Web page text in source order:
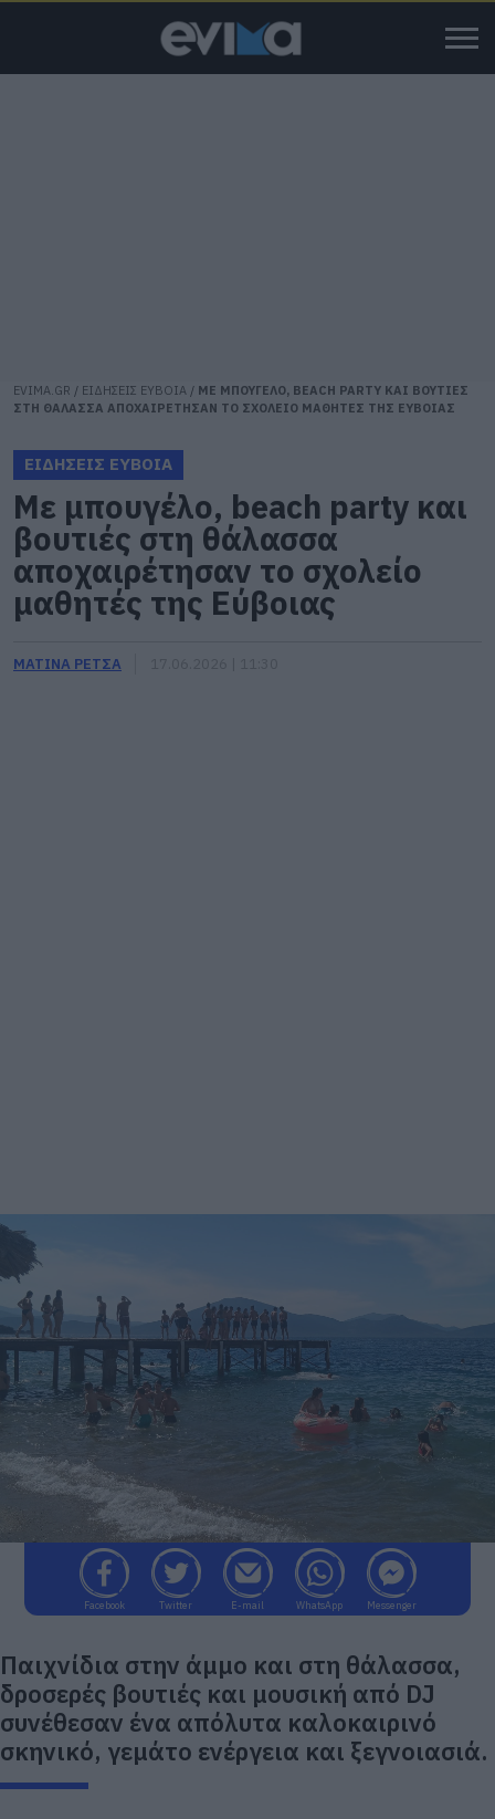
EVIMA.GR / ΕΙΔΗΣΕΙΣ ΕΥΒΟΙΑ / ΜΕ ΜΠΟΥΓΕΛΟ, BEACH PARTY ΚΑΙ ΒΟΥΤΙΕΣ
ΣΤΗ ΘΑΛΑΣΣΑ ΑΠΟΧΑΙΡΕΤΗΣΑΝ ΤΟ ΣΧΟΛΕΙΟ ΜΑΘΗΤΕΣ ΤΗΣ ΕΥΒΟΙΑΣ
ΕΙΔΗΣΕΙΣ ΕΥΒΟΙΑ
Με μπουγέλο, beach party και
βουτιές στη θάλασσα
αποχαιρέτησαν το σχολείο
μαθητές της Εύβοιας
ΜΑΤΙΝΑ ΡΕΤΣΑ
Facebook Twitter E-mail WhatsApp Messenger
Παιχνίδια στην άμμο και στη θάλασσα,
δροσερές βουτιές και μουσική από DJ
συνέθεσαν ένα απόλυτα καλοκαιρινό
σκηνικό, γεμάτο ενέργεια και ξεγνοιασιά.